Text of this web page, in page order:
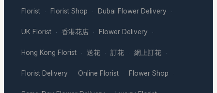
Florist · Florist Shop · Dubai Flower Delivery ·
UK Florist · 香港花店 · Flower Delivery ·
Hong Kong Florist · 送花 · 訂花 · 網上訂花 ·
Florist Delivery · Online Florist · Flower Shop ·